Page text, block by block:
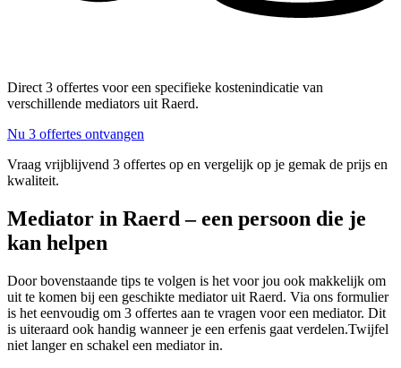
Direct 3 offertes voor een specifieke kostenindicatie van
verschillende mediators uit Raerd.
Nu 3 offertes ontvangen
Vraag vrijblijvend 3 offertes op en vergelijk op je gemak de prijs en
kwaliteit.
Mediator in Raerd – een persoon die je
kan helpen
Door bovenstaande tips te volgen is het voor jou ook makkelijk om
uit te komen bij een geschikte mediator uit Raerd. Via ons formulier
is het eenvoudig om 3 offertes aan te vragen voor een mediator. Dit
is uiteraard ook handig wanneer je een erfenis gaat verdelen.Twijfel
niet langer en schakel een mediator in.